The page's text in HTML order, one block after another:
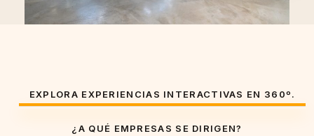
EXPLORA EXPERIENCIAS INTERACTIVAS EN 360º.
¿A QUÉ EMPRESAS SE DIRIGEN?